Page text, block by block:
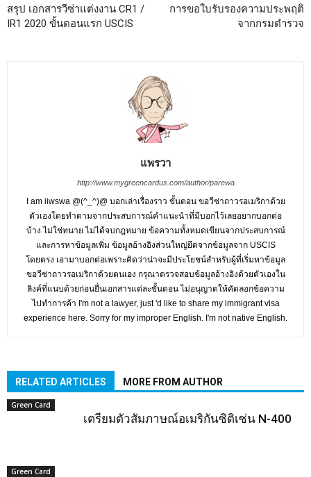
สรุป เอกสารวีซ่าแต่งงาน CR1 /
IR1 2020 ขั้นตอนแรก USCIS
การขอใบรับรองความประพฤติ
จากกรมตำรวจ
แพรวา
http://www.mygreencardus.com/author/parewa
I am iiwswa @(^_^)@ บอกเล่าเรื่องราว ขั้นตอน ขอวีซ่าถาวรอเมริกาด้วย
ตัวเองโดยทำตามจากประสบการณ์คำแนะนำที่มีบอกไว้เลยอยากบอกต่อ
บ้าง ไม่ใช่ทนาย ไม่ได้จบกฎหมาย ข้อความทั้งหมดเขียนจากประสบการณ์
และการหาข้อมูลเพิ่ม ข้อมูลอ้างอิงส่วนใหญ่ยึดจากข้อมูลจาก USCIS
โดยตรง เอามาบอกต่อเพราะคิดว่าน่าจะมีประโยชน์สำหรับผู้ที่เริ่มหาข้อมูล
ขอวีซ่าถาวรอเมริกาด้วยตนเอง กรุณาตรวจสอบข้อมูลอ้างอิงด้วยตัวเองใน
ลิงค์ที่แนบด้วยก่อนยื่นเอกสารแต่ละขั้นตอน ไม่อนุญาตให้คัดลอกข้อความ
ไปทำการค้า I'm not a lawyer, just 'd like to share my immigrant visa
experience here. Sorry for my improper English. I'm not native English.
RELATED ARTICLES MORE FROM AUTHOR
Green Card
เตรียมตัวสัมภาษณ​์อเมริกันซิติเซ่น N-400
Green Card